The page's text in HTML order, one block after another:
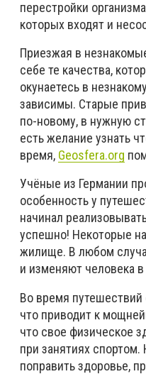
перестройки
которых входят и
Приезжая в
себе те качества,
окунаетесь в
зависимы. Старые
по-новому, в нужную
есть желание узнать
время, Geosfera.org
Учёные из Германии
особенность у
начинал
успешно! Некоторые
жилище. В любом
и изменяют человека
Во время путешествий
что приводит к
что свое физическое
при занятиях
поправить здоровье,